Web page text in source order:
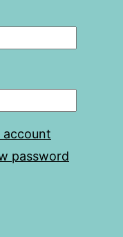
account
password